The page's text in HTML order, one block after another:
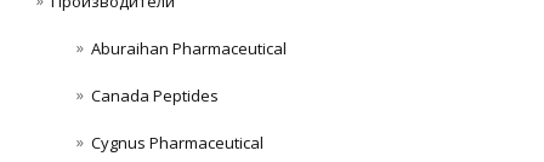
Aburaihan Pharmaceutical
Canada Peptides
Cygnus Pharmaceutical